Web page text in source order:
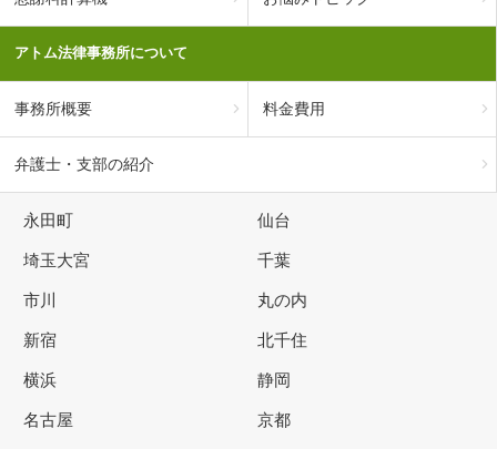
アトム法律事務所について
事務所概要 料金費用
弁護士・支部の紹介
永田町 仙台
埼玉大宮 千葉
市川 丸の内
新宿 北千住
横浜 静岡
名古屋 京都